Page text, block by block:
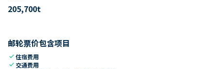
205,700t
邮轮票价包含项目
check住宿费用
check 交通费用